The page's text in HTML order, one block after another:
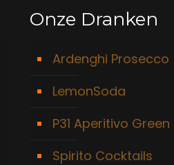
Onze Dranken
Ardenghi Prosecco
LemonSoda
P31 Aperitivo Green
Spirito Cocktails